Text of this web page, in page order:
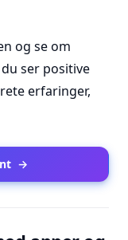
og se om
ser positive
erfaringer,
→